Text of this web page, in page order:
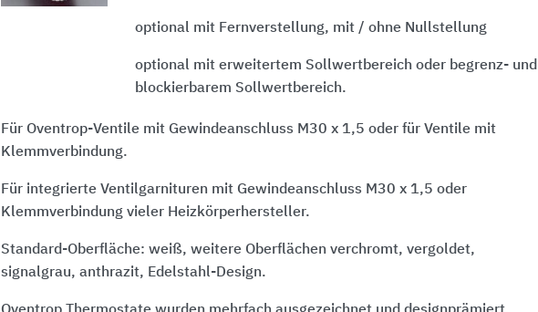
optional mit Fernverstellung, mit / ohne Nullstellung
optional mit erweitertem Sollwertbereich oder begrenz- und
blockierbarem Sollwertbereich.
Für Oventrop-Ventile mit Gewindeanschluss M30 x 1,5 oder für Ventile mit
Klemmverbindung.
Für integrierte Ventilgarnituren mit Gewindeanschluss M30 x 1,5 oder
Klemmverbindung vieler Heizkörperhersteller.
Standard-Oberfläche: weiß, weitere Oberflächen verchromt, vergoldet,
signalgrau, anthrazit, Edelstahl-Design.